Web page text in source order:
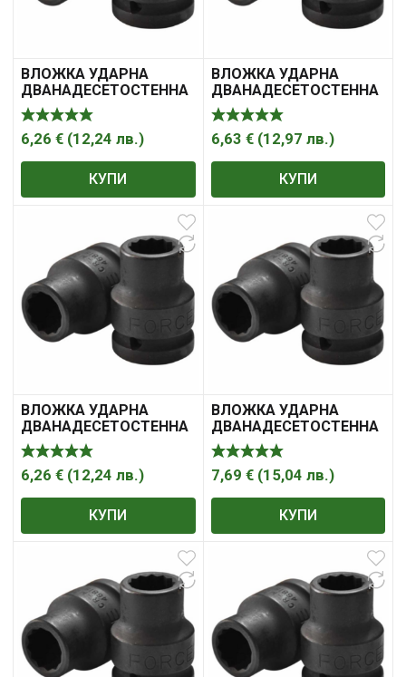
ВЛОЖКА УДАРНА
ДВАНАДЕСЕТОСТЕННА
17 3/4″ FORCE
6,26 € (12,24 лв.)
КУПИ
ВЛОЖКА УДАРНА
ДВАНАДЕСЕТОСТЕННА
24 3/4″ FORCE
6,63 € (12,97 лв.)
КУПИ
ВЛОЖКА УДАРНА
ДВАНАДЕСЕТОСТЕННА
27 3/4″ FORCE
6,26 € (12,24 лв.)
КУПИ
ВЛОЖКА УДАРНА
ДВАНАДЕСЕТОСТЕННА
30 3/4″ FORCE
7,69 € (15,04 лв.)
КУПИ